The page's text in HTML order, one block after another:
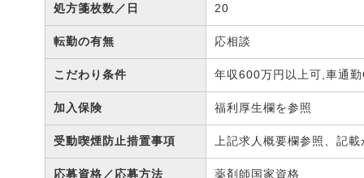
処方箋枚数／日 20
転勤の有無 応相談
こだわり条件 年収600万円以上可,車通
加入保険 福利厚生欄を参照
受動喫煙防止措置事項 上記求人概要欄参照、記
応募資格／応募方法 薬剤師国家資格